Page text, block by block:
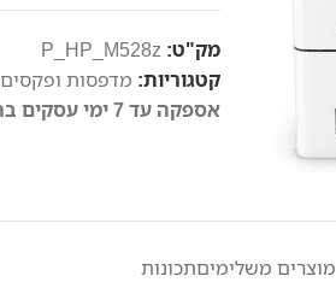
מק"ט: P_HP_M528z
קטגוריות: מדפסות ופקסים
אספקה עד 7 ימי עסקים ברוב חלקי הארץ
מוצרים משלימיםתכונות